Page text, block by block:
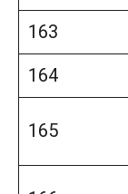
163
164
165